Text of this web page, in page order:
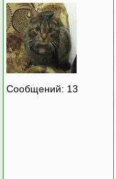
Сообщений: 13